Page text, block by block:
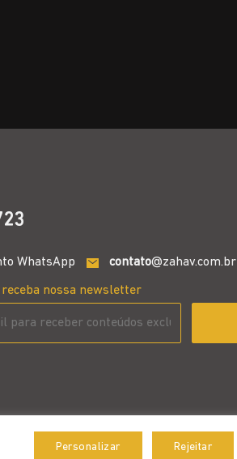
Personalizar Rejeitar
WhatsApp contato@zahav.com.br
nossa newsletter
Desenvolvido por